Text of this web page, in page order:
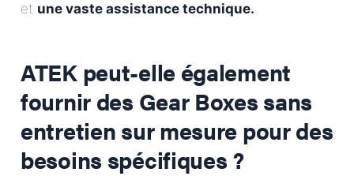
et une vaste assistance technique..
ATEK peut-elle également
fournir des Gear Boxes sans
entretien sur mesure pour des
besoins spécifiques ?